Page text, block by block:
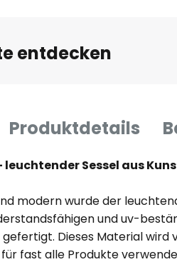
entdecken
Produktdetails
leuchtender Sessel aus
modern wurde der
und uv-
Dieses Material wird
fast alle Produkte